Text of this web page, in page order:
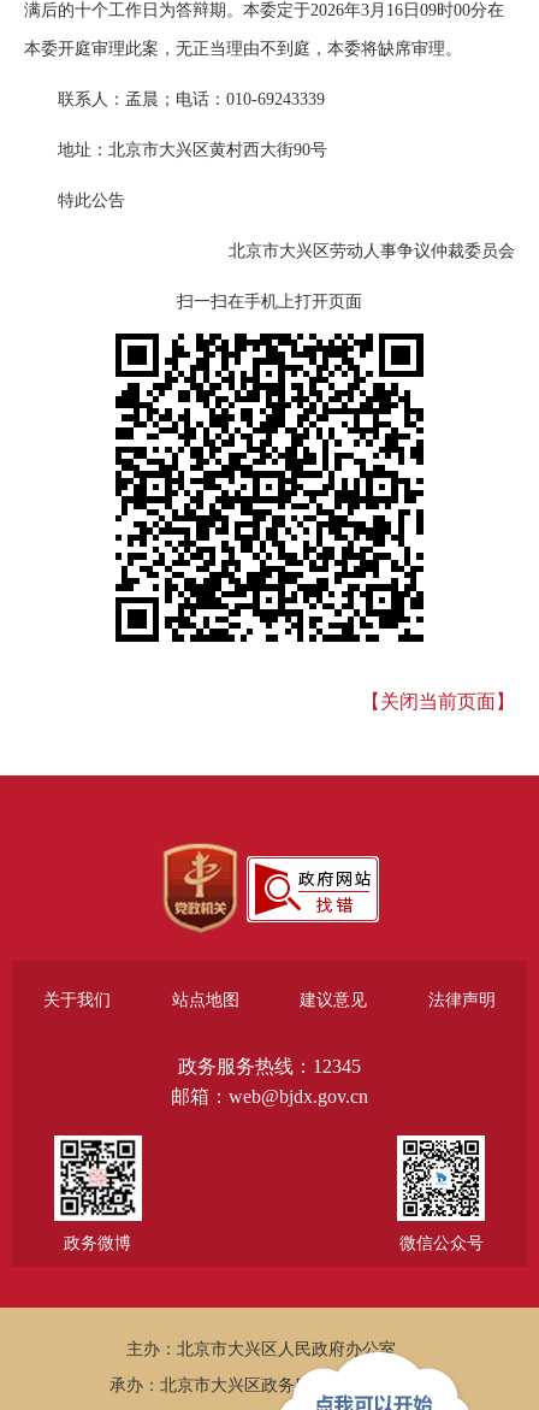
满后的十个工作日为答辩期。本委定于2026年3月16日09时00分在
本委开庭审理此案，无正当理由不到庭，本委将缺席审理。
联系人：孟晨；电话：010-69243339
地址：北京市大兴区黄村西大街90号
特此公告
北京市大兴区劳动人事争议仲裁委员会
扫一扫在手机上打开页面
【关闭当前页面】
关于我们 站点地图 建议意见 法律声明
政务服务热线：12345
邮箱：web@bjdx.gov.cn
政务微博 微信公众号
主办：北京市大兴区人民政府办公室
承办：北京市大兴区政务服务和数据管理局